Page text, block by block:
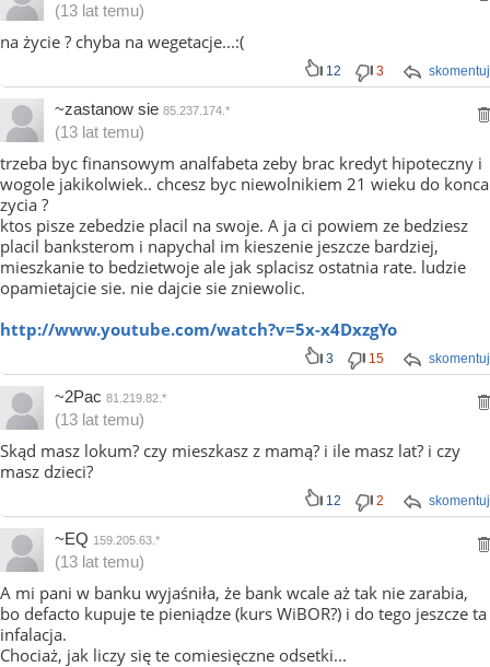
(13 lat temu)
na życie ? chyba na wegetacje...:(
skomentuj
12 3
~zastanow sie 85.237.174.*
(13 lat temu)
trzeba byc finansowym analfabeta zeby brac kredyt hipoteczny i
wogole jakikolwiek.. chcesz byc niewolnikiem 21 wieku do konca
zycia ?
ktos pisze zebedzie placil na swoje. A ja ci powiem ze bedziesz
placil banksterom i napychal im kieszenie jeszcze bardziej,
mieszkanie to bedzietwoje ale jak splacisz ostatnia rate. ludzie
opamietajcie sie. nie dajcie sie zniewolic.
http://www.youtube.com/watch?v=5x-x4DxzgYo
skomentuj
3 15
~2Pac 81.219.82.*
(13 lat temu)
Skąd masz lokum? czy mieszkasz z mamą? i ile masz lat? i czy
masz dzieci?
skomentuj
12 2
~EQ 159.205.63.*
(13 lat temu)
A mi pani w banku wyjaśniła, że bank wcale aż tak nie zarabia,
bo defacto kupuje te pieniądze (kurs WiBOR?) i do tego jeszcze ta
infalacja.
Chociaż, jak liczy się te comiesięczne odsetki...